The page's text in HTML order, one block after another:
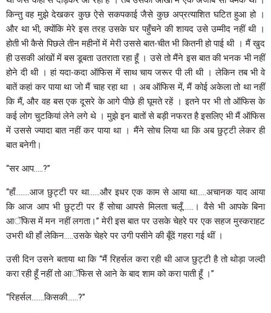
किन्तु वह मुझे देखकर कुछ ऐसे सकपकाई जैसे कुछ अप्रत्याशित घटित हुआ हो ।
और था भी, क्योंकि मेरे इस तरह उसके घर पहुँचने की शायद उसे उम्मीद नहीं थी ।
होती भी कैसे पिछले तीन महीनों में मेरी उससे बात-चीत भी कितनी हो पाई थी । मैं खुद
ही उसकी आंखों में बस डूबता उतराता रहा हूँ । उसे तो मैंने इस बात की भनक भी नहीं
होने दी थी । हां यदा-कदा ऑफिस में साथ चाय जरूर पी ली थी । लेकिन तब भी वे
बातें कहां कर पाया था जो मैं चाह रहा था । अब ऑफिस में, मैं कोई अकेला तो था नहीं
कि मैं, और वह बस एक दूसरे के आगे पीछे ही घूमते रहें । इतने पर भी तो ऑफिस के
कई लोग चुटकियां लेने लगे थे । मुझे इन बातों से बड़ी नफरत है इसलिए भी मैं ऑफिस
में उससे ज्यादा बात नहीं कर पाया था । मैंने सोच लिया था कि अब छुट्टी लेकर ही
बात बनेगी।
‘‘सर आप…..?’’
‘‘हाँ……..आज छुट्टी पर था……और इधर एक काम से आया था…..अचानक याद आया
कि आज आप भी छुट्टी पर हैं सोचा आपसे मिलता चलूँ……। वैसे भी आपके बिना
आॅफिस में मन नहीं लगता।’’ मेरी इस बात पर उसके चेहरे पर एक सहज मुस्कराहट
उभरी थी हाँ लेकिन…..उसके चेहरे पर उगी पसीने की बूँदें गहरा गई थीं ।
उसी दिन उसने बताया था कि ‘‘मैं रिहर्सल करा रही थी आज छुट्टी है तो थोड़ा जल्दी
करा रही हूँ नहीं तो आॅफिस से आने के बाद शाम को करा पाती हूँ ।’’
‘‘रिहर्सल…….किसकी……?’’